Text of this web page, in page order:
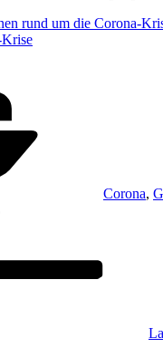
rund um die Corona-
Corona,